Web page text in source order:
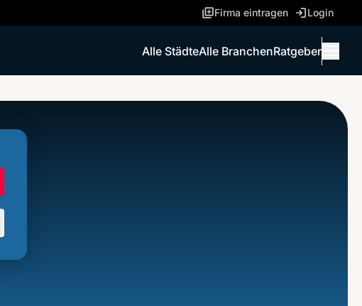
Firma eintragen Login
Alle StädteAlle BranchenRatgeber